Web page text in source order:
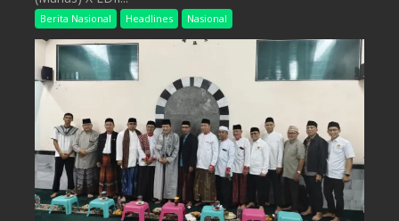
Berita Nasional Headlines Nasional